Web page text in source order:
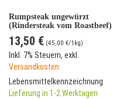
Rumpsteak ungewürzt
(Rindersteak vom Roastbeef)
13,50 € (45,00 €/1kg)
Inkl. 7% Steuern, exkl.
Versandkosten
Lebensmittelkennzeichnung
Lieferung in 1-2 Werktagen